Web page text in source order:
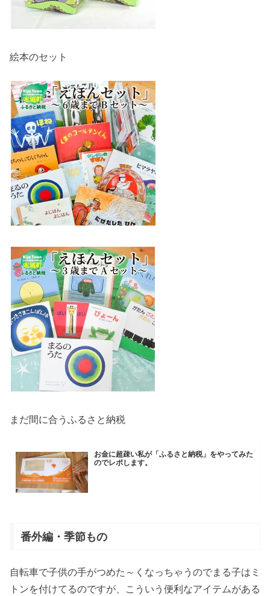
絵本のセット
まだ間に合うふるさと納税
お金に超疎い私が「ふるさと納税」をやってみた
のでレポします。
番外編・季節もの
自転車で子供の手がつめた～くなっちゃうのでまる子はミ
トンを付けてるのですが、こういう便利なアイテムがある